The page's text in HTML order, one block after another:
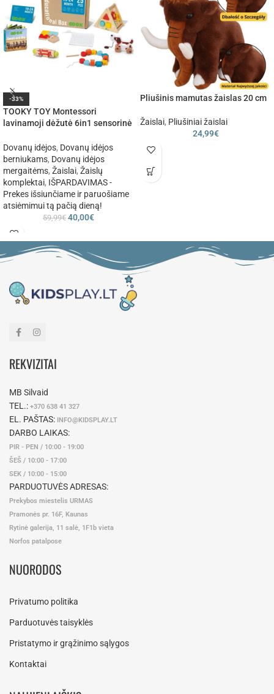
-33%
TOOKY TOY Montessori
lavinamoji dėžutė 6in1 sensorinė
Dovanų idėjos, Dovanų idėjos
berniukams, Dovanų idėjos
mergaitėms, Žaislai, Žaislų
komplektai, IŠPARDAVIMAS -
Prekes išsiunčiame ir paruošiame
atsiėmimui tą pačią dieną!
59,99€ 40,00€
Pliušinis mamutas žaislas 20 cm
Žaislai, Pliušiniai žaislai
24,99€
REKVIZITAI
MB Silvaid
TEL.: +370 638 41 327
EL. PAŠTAS: INFO@KIDSPLAY.LT
DARBO LAIKAS:
PIR - PEN / 10:00 - 19:00
ŠEŠ / 10:00 - 17:00
SEK / 10:00 - 15:00
PARDUOTUVĖS ADRESAS:
Prekybos miestelis URMAS
Pramonės pr. 16F, Kaunas
Rytinė galerija, 11 salė, 1F1b vieta
Norfos patalpose
NUORODOS
Privatumo politika
Parduotuvės taisyklės
Pristatymo ir grąžinimo sąlygos
Kontaktai